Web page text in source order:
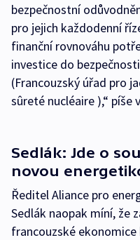
bezpečnostní
pro jejich každodenní
finanční rovnováhu
investice do
(Francouzský úřad pro
sûreté nucléaire ),“ píše
Sedlák: Jde o
novou
Ředitel Aliance pro
Sedlák naopak míní, že
francouzské